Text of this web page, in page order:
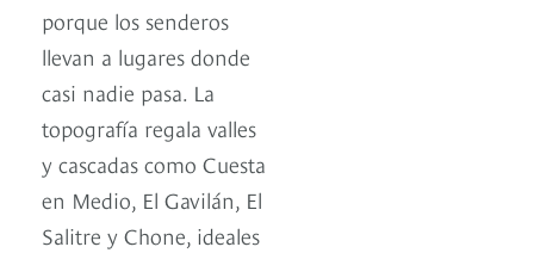
porque los senderos
llevan a lugares donde
casi nadie pasa. La
topografía regala valles
y cascadas como Cuesta
en Medio, El Gavilán, El
Salitre y Chone, ideales